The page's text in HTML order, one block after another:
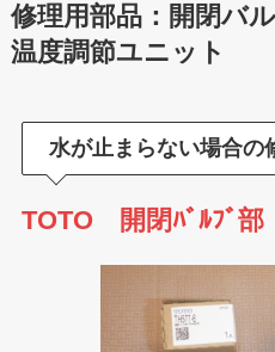
修理用部品：開閉バ
温度調節ユニット
水が止まらない場合の
TOTO 開閉ﾊﾞﾙﾌﾞ